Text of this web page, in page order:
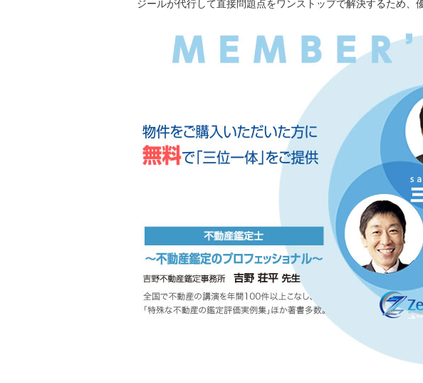
ジールが代行して直接問題点をワンストップで解決するため